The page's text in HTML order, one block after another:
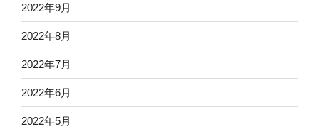
2022年9月
2022年8月
2022年7月
2022年6月
2022年5月